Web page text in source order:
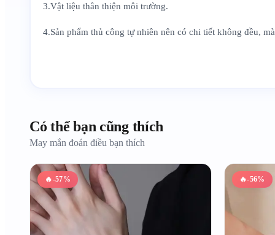
3.Vật liệu thân thiện môi trường.
4.Sản phẩm thủ công tự nhiên nên có chi tiết không đều,
Có thể bạn cũng thích
May mắn đoán điều bạn thích
🔥-57% 🔥-56%